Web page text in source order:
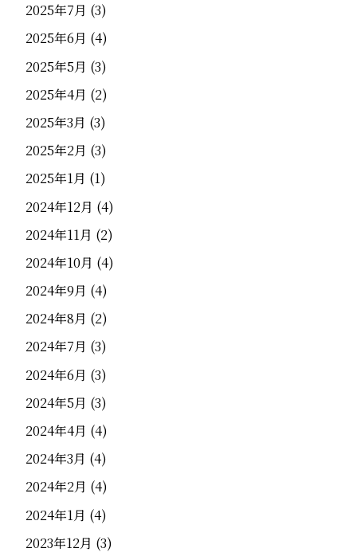
2025年7月 (3)
2025年6月 (4)
2025年5月 (3)
2025年4月 (2)
2025年3月 (3)
2025年2月 (3)
2025年1月 (1)
2024年12月 (4)
2024年11月 (2)
2024年10月 (4)
2024年9月 (4)
2024年8月 (2)
2024年7月 (3)
2024年6月 (3)
2024年5月 (3)
2024年4月 (4)
2024年3月 (4)
2024年2月 (4)
2024年1月 (4)
2023年12月 (3)